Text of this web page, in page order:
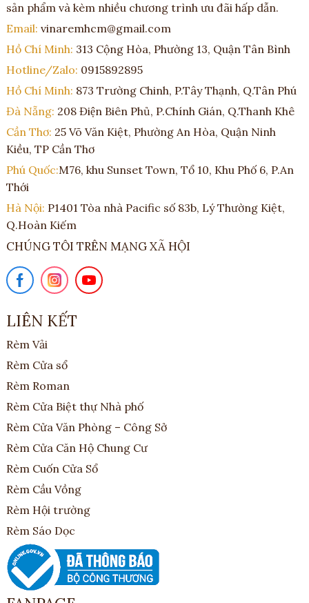
sản phẩm và kèm nhiều chương trình ưu đãi hấp dẫn.
Email: vinaremhcm@gmail.com
Hồ Chí Minh: 313 Cộng Hòa, Phường 13, Quận Tân Bình
Hotline/Zalo: 0915892895
Hồ Chí Minh: 873 Trường Chinh, P.Tây Thạnh, Q.Tân Phú
Đà Nẵng: 208 Điện Biên Phủ, P.Chính Gián, Q.Thanh Khê
Cần Thơ: 25 Võ Văn Kiệt, Phường An Hòa, Quận Ninh
Kiều, TP Cần Thơ
Phú Quốc:M76, khu Sunset Town, Tổ 10, Khu Phố 6, P.An
Thới
Hà Nội: P1401 Tòa nhà Pacific số 83b, Lý Thường Kiệt,
Q.Hoàn Kiếm
CHÚNG TÔI TRÊN MẠNG XÃ HỘI
LIÊN KẾT
Rèm Vải
Rèm Cửa sổ
Rèm Roman
Rèm Cửa Biệt thự Nhà phố
Rèm Cửa Văn Phòng – Công Sở
Rèm Cửa Căn Hộ Chung Cư
Rèm Cuốn Cửa Sổ
Rèm Cầu Vồng
Rèm Hội trường
Rèm Sáo Dọc